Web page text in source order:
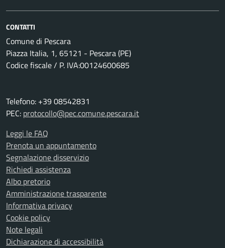
CONTATTI
Comune di Pescara
Piazza Italia, 1, 65121 - Pescara (PE)
Codice fiscale / P. IVA:00124600685
Telefono: +39 08542831
PEC: protocollo@pec.comune.pescara.it
Leggi le FAQ
Prenota un appuntamento
Segnalazione disservizio
Richiedi assistenza
Albo pretorio
Amministrazione trasparente
Informativa privacy
Cookie policy
Note legali
Dichiarazione di accessibilità